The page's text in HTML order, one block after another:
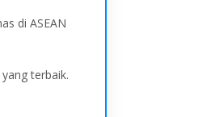
di ASEAN
terbaik.